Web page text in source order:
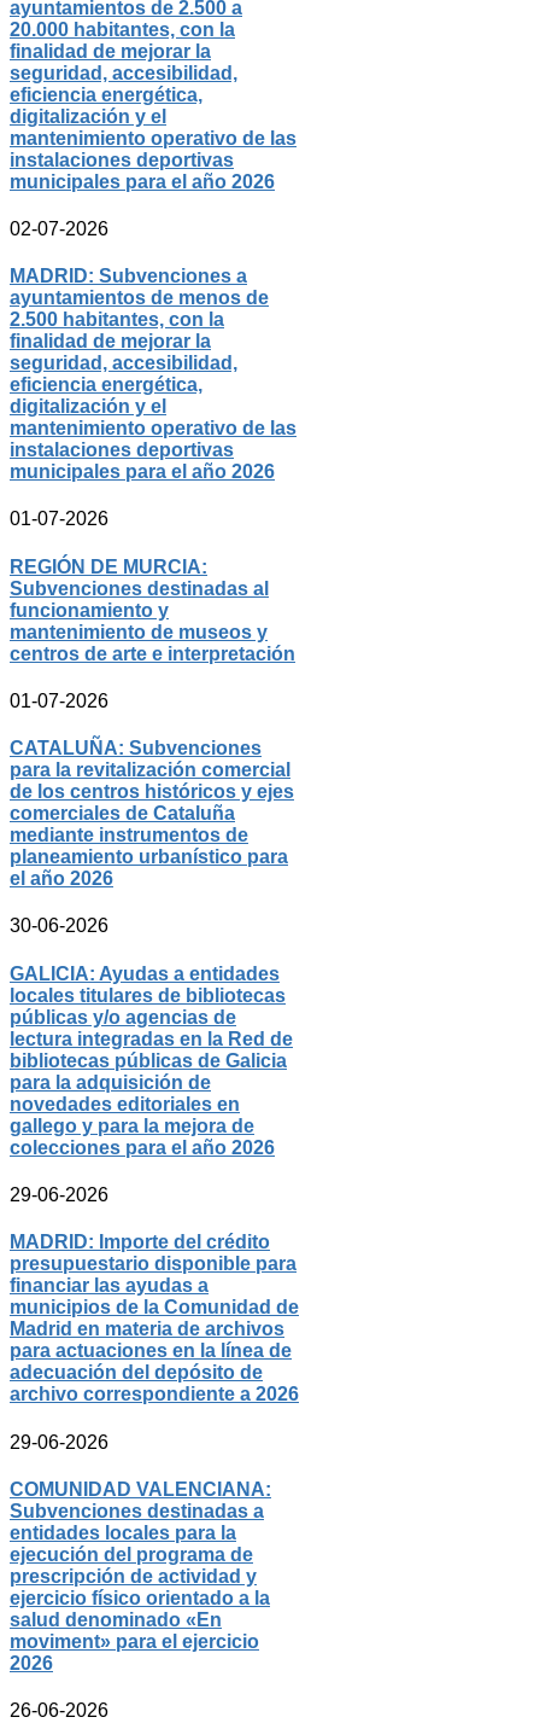
ayuntamientos de 2.500 a
20.000 habitantes, con la
finalidad de mejorar la
seguridad, accesibilidad,
eficiencia energética,
digitalización y el
mantenimiento operativo de las
instalaciones deportivas
municipales para el año 2026
02-07-2026
MADRID: Subvenciones a
ayuntamientos de menos de
2.500 habitantes, con la
finalidad de mejorar la
seguridad, accesibilidad,
eficiencia energética,
digitalización y el
mantenimiento operativo de las
instalaciones deportivas
municipales para el año 2026
01-07-2026
REGIÓN DE MURCIA:
Subvenciones destinadas al
funcionamiento y
mantenimiento de museos y
centros de arte e interpretación
01-07-2026
CATALUÑA: Subvenciones
para la revitalización comercial
de los centros históricos y ejes
comerciales de Cataluña
mediante instrumentos de
planeamiento urbanístico para
el año 2026
30-06-2026
GALICIA: Ayudas a entidades
locales titulares de bibliotecas
públicas y/o agencias de
lectura integradas en la Red de
bibliotecas públicas de Galicia
para la adquisición de
novedades editoriales en
gallego y para la mejora de
colecciones para el año 2026
29-06-2026
MADRID: Importe del crédito
presupuestario disponible para
financiar las ayudas a
municipios de la Comunidad de
Madrid en materia de archivos
para actuaciones en la línea de
adecuación del depósito de
archivo correspondiente a 2026
29-06-2026
COMUNIDAD VALENCIANA:
Subvenciones destinadas a
entidades locales para la
ejecución del programa de
prescripción de actividad y
ejercicio físico orientado a la
salud denominado «En
moviment» para el ejercicio
2026
26-06-2026